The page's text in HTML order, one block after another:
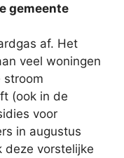
gemeente
af. Het
veel woningen
stroom
(ook in de
voor
in augustus
deze vorstelijke